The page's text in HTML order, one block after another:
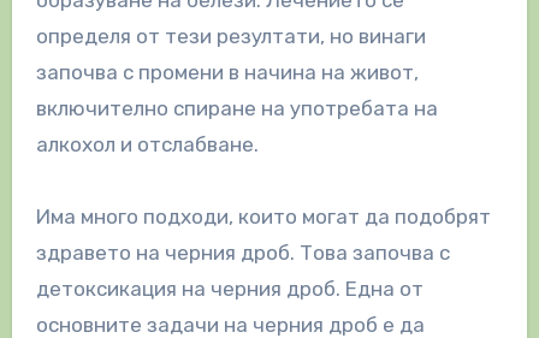
определя от тези резултати, но винаги
започва с промени в начина на живот,
включително спиране на употребата на
алкохол и отслабване.
Има много подходи, които могат да подобрят
здравето на черния дроб. Това започва с
детоксикация на черния дроб. Една от
основните задачи на черния дроб е да